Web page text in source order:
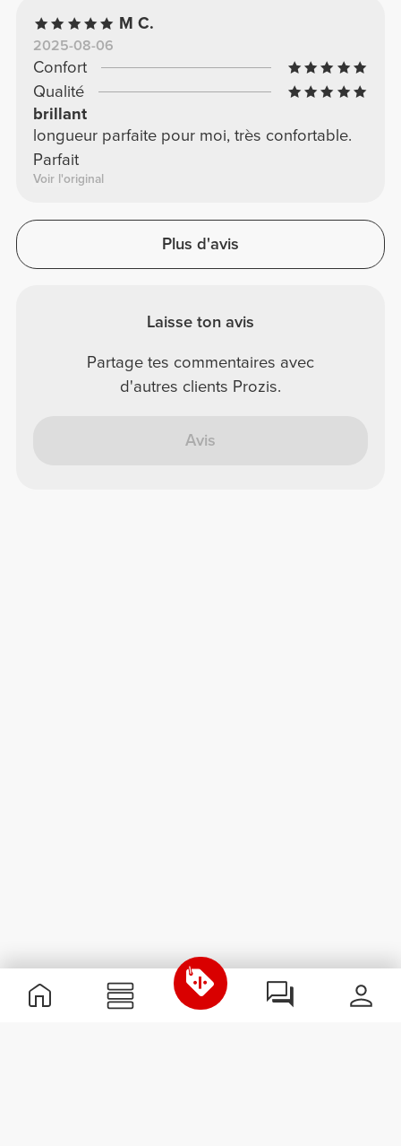
M C.
2025-08-06
Confort
Qualité
brillant
longueur parfaite pour moi, très confortable.
Parfait
Voir l'original
Plus d'avis
Laisse ton avis
Partage tes commentaires avec
d'autres clients Prozis.
Avis